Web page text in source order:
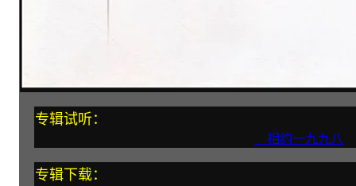
专辑试听：
相约一九九八
专辑下载：